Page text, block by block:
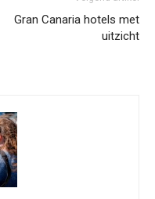
Gran Canaria hotels met
uitzicht